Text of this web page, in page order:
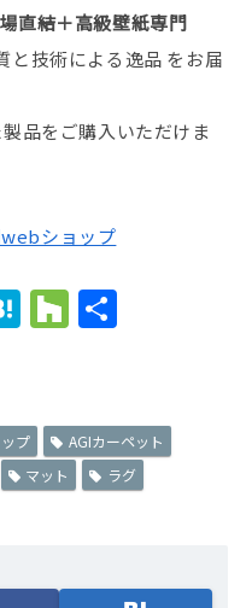
直結＋高級壁紙専門
と技術による逸品 をお届
品をご購入いただけま
ショップ
H
at
n
a
H
o
zz
プ
AGIカーペット
マット
ラグ